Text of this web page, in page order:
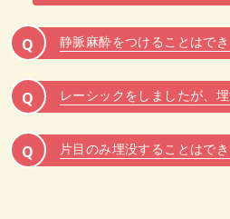
Q 静脈麻酔をつけることはで
Q レーシックをしましたが、
Q 片目のみ埋没することはで